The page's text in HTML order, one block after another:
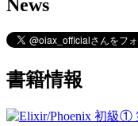
News
書籍情報